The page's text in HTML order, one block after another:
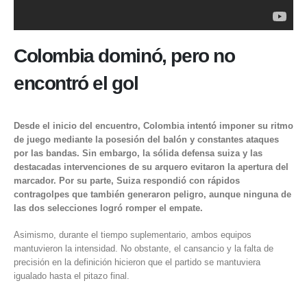
Colombia dominó, pero no
encontró el gol
Desde el inicio del encuentro, Colombia intentó imponer su ritmo
de juego mediante la posesión del balón y constantes ataques
por las bandas. Sin embargo, la sólida defensa suiza y las
destacadas intervenciones de su arquero evitaron la apertura del
marcador. Por su parte, Suiza respondió con rápidos
contragolpes que también generaron peligro, aunque ninguna de
las dos selecciones logró romper el empate.
Asimismo, durante el tiempo suplementario, ambos equipos
mantuvieron la intensidad. No obstante, el cansancio y la falta de
precisión en la definición hicieron que el partido se mantuviera
igualado hasta el pitazo final.